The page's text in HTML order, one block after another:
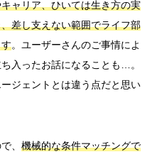
ャリア、ひいては生き方の実
差し支えない範囲でライフ部
。ユーザーさんのご事情によ
入ったお話になることも…。
ジェントとは違う点だと思い
、 機械的な条件マッチングで